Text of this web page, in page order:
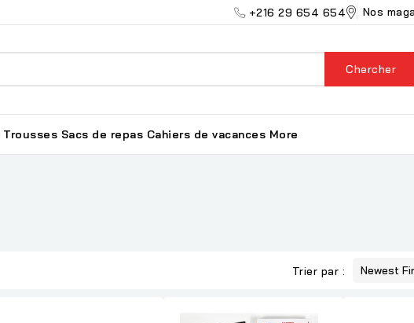
+216 29 654 654 Nos
Chercher
Trousses Sacs de repas Cahiers de vacances More
Trier par : Newest